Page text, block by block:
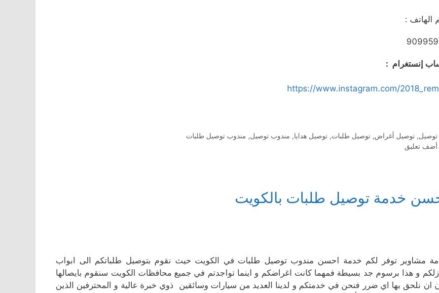
الهاتف :
إنستغرام :
https://www.instagram.com/
التصنيفات
توصيل, توصيل أغراض, توصيل طلبات, توصيل هدايا, مندوب توصيل, مندوب توصيل طلبات
أضف تعليق
خدمة توصيل طلبات بالكويت
مشاوير توفر لكم خدمة احسن مندوب توصيل طلبات في الكويت حيث نقوم بتوصيل طلباتكم الى ابواب
و هذا برسوم جد بسيطة فمهما كانت اغراضكم و اينما تواجدتم في جميع محافظات الكويت سنقوم بايصالها
ان نلحق بها اي ضرر فنحن في خدمتكم و لدينا العديد من سيارات وسائقين ذوي خبرة عالية و المحترفين الذين